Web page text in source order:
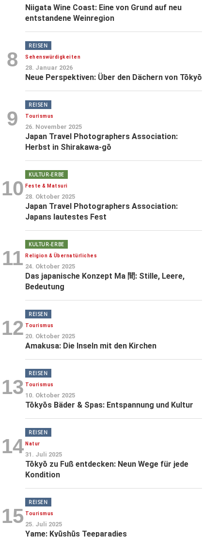
Niigata Wine Coast: Eine von Grund auf neu
entstandene Weinregion
8
REISEN
Sehenswürdigkeiten
28. Januar 2026
Neue Perspektiven: Über den Dächern von Tōkyō
9
REISEN
Tourismus
26. November 2025
Japan Travel Photographers Association:
Herbst in Shirakawa-gō
10
KULTUR-ERBE
Feste & Matsuri
28. Oktober 2025
Japan Travel Photographers Association:
Japans lautestes Fest
11
KULTUR-ERBE
Religion & Übernatürliches
24. Oktober 2025
Das japanische Konzept Ma 間: Stille, Leere,
Bedeutung
12
REISEN
Tourismus
20. Oktober 2025
Amakusa: Die Inseln mit den Kirchen
13
REISEN
Tourismus
10. Oktober 2025
Tōkyōs Bäder & Spas: Entspannung und Kultur
14
REISEN
Natur
31. Juli 2025
Tōkyō zu Fuß entdecken: Neun Wege für jede
Kondition
15
REISEN
Tourismus
25. Juli 2025
Yame: Kyūshūs Teeparadies